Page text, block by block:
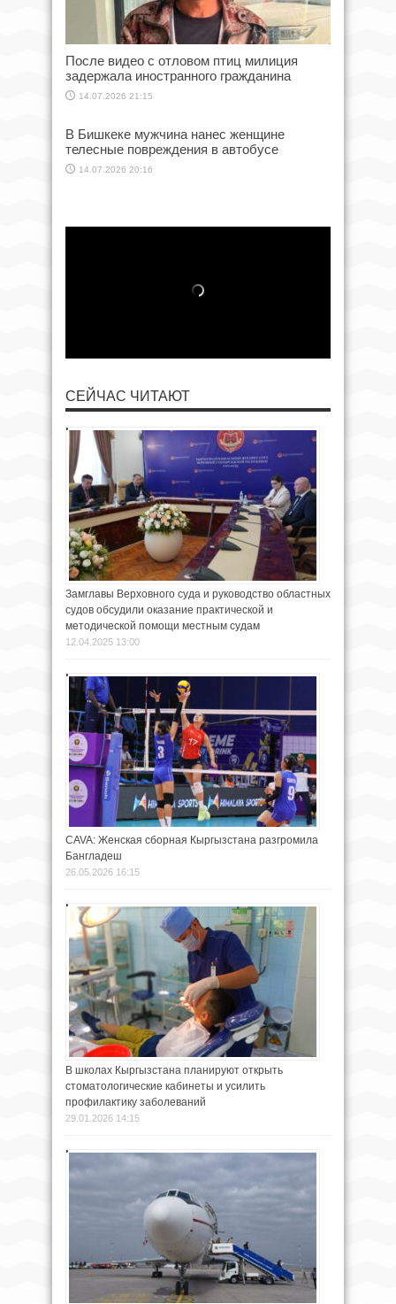
После видео с отловом птиц милиция
задержала иностранного гражданина
14.07.2026 21:15
В Бишкеке мужчина нанес женщине
телесные повреждения в автобусе
14.07.2026 20:16
СЕЙЧАС ЧИТАЮТ
Замглавы Верховного суда и руководство областных
судов обсудили оказание практической и
методической помощи местным судам
12.04.2025 13:00
CAVA: Женская сборная Кыргызстана разгромила
Бангладеш
26.05.2026 16:15
В школах Кыргызстана планируют открыть
стоматологические кабинеты и усилить
профилактику заболеваний
29.01.2026 14:15